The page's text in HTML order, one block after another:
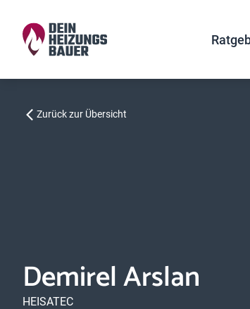
Zurück zur Übersicht
Demirel Arslan
HEISATEC